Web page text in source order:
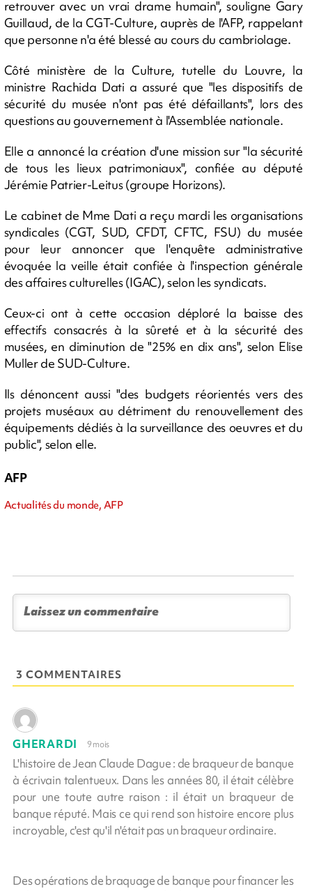
retrouver avec un vrai drame humain", souligne Gary
Guillaud, de la CGT-Culture, auprès de l'AFP, rappelant
que personne n'a été blessé au cours du cambriolage.
Côté ministère de la Culture, tutelle du Louvre, la
ministre Rachida Dati a assuré que "les dispositifs de
sécurité du musée n'ont pas été défaillants", lors des
questions au gouvernement à l'Assemblée nationale.
Elle a annoncé la création d'une mission sur "la sécurité
de tous les lieux patrimoniaux", confiée au député
Jérémie Patrier-Leitus (groupe Horizons).
Le cabinet de Mme Dati a reçu mardi les organisations
syndicales (CGT, SUD, CFDT, CFTC, FSU) du musée
pour leur annoncer que l'enquête administrative
évoquée la veille était confiée à l'inspection générale
des affaires culturelles (IGAC), selon les syndicats.
Ceux-ci ont à cette occasion déploré la baisse des
effectifs consacrés à la sûreté et à la sécurité des
musées, en diminution de "25% en dix ans", selon Elise
Muller de SUD-Culture.
Ils dénoncent aussi "des budgets réorientés vers des
projets muséaux au détriment du renouvellement des
équipements dédiés à la surveillance des oeuvres et du
public", selon elle.
AFP
Actualités du monde, AFP
3 COMMENTAIRES
GHERARDI 9 mois
L'histoire de Jean Claude Dague : de braqueur de banque
à écrivain talentueux. Dans les années 80, il était célèbre
pour une toute autre raison : il était un braqueur de
banque réputé. Mais ce qui rend son histoire encore plus
incroyable, c'est qu'il n'était pas un braqueur ordinaire.
Des opérations de braquage de banque pour financer les